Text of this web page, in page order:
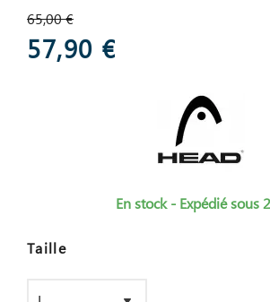
65,00 €
57,90 €
En stock - Expédié sous
Taille